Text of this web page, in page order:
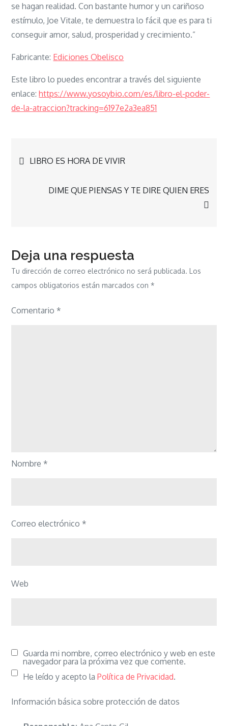
se hagan realidad. Con bastante humor y un cariñoso
estímulo, Joe Vitale, te demuestra lo fácil que es para ti
conseguir amor, salud, prosperidad y crecimiento.”
Fabricante: Ediciones Obelisco
Este libro lo puedes encontrar a través del siguiente
enlace:https://www.yosoybio.com/es/libro-el-poder-
de-la-atraccion?tracking=6197e2a3ea851
Navegación
LIBRO ES HORA DE VIVIR
DIME QUE PIENSAS Y TE DIRE QUIEN ERES
Deja una respuesta
Tu dirección de correo electrónico no será publicada. Los
campos obligatorios están marcados con*
Comentario *
Nombre *
Correo electrónico *
Web
Guarda mi nombre, correo electrónico y web en este
navegador para la próxima vez que comente.
He leído y acepto laPolítica de Privacidad.
Información básica sobre protección de datos